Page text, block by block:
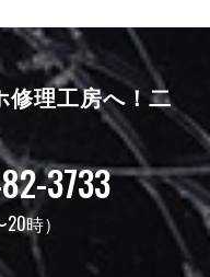
修理工房へ！二
3733
時）